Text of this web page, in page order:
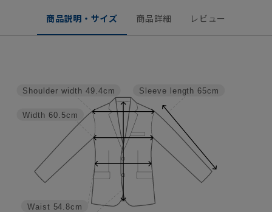
商品説明・サイズ 商品詳細 レビュー
Sleeve length 65cm
Waist 54.8cm
Width 60.5cm
Shoulder width 49.4cm